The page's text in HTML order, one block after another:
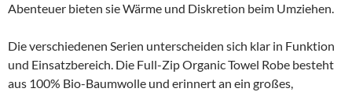
Abenteuer bieten sie Wärme und Diskretion beim Umziehen.
Die verschiedenen Serien unterscheiden sich klar in Funktion
und Einsatzbereich. Die Full-Zip Organic Towel Robe besteht
aus 100% Bio-Baumwolle und erinnert an ein großes,